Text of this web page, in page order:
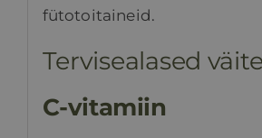
fütotoitaineid.
Tervisealased
C-vitamiin